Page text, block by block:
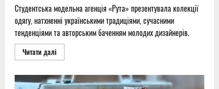
Студентська модельна агенція «Рута» презентувала колекції
одягу, натхненні українськими традиціями, сучасними
тенденціями та авторським баченням молодих дизайнерів.
Читати далі
more
«Вишитий»